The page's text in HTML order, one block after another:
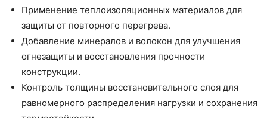
Применение теплоизоляционных материалов для
защиты от повторного перегрева.
Добавление минералов и волокон для улучшения
огнезащиты и восстановления прочности
конструкции.
Контроль толщины восстановительного слоя для
равномерного распределения нагрузки и сохранения